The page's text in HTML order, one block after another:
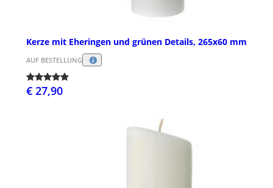
Kerze mit Eheringen und grünen Details, 265x60 mm
AUF BESTELLUNG
€ 27,90